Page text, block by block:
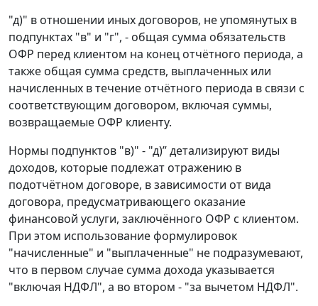
"д)" в отношении иных договоров, не упомянутых в
подпунктах "в" и "г", - общая сумма обязательств
ОФР перед клиентом на конец отчётного периода, а
также общая сумма средств, выплаченных или
начисленных в течение отчётного периода в связи с
соответствующим договором, включая суммы,
возвращаемые ОФР клиенту.
Нормы подпунктов "в)" - "д)” детализируют виды
доходов, которые подлежат отражению в
подотчётном договоре, в зависимости от вида
договора, предусматривающего оказание
финансовой услуги, заключённого ОФР с клиентом.
При этом использование формулировок
"начисленные" и "выплаченные" не подразумевают,
что в первом случае сумма дохода указывается
"включая НДФЛ", а во втором - "за вычетом НДФЛ".